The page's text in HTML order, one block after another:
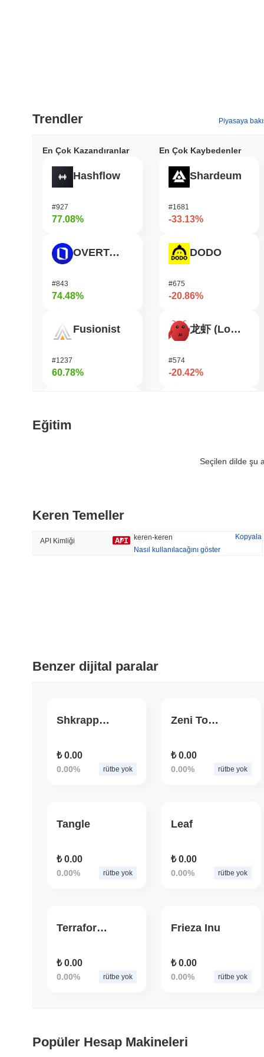
Trendler Piyasaya
En Çok Kazandıranlar
Hashflow
#927
77.08%
OVERTAKE
#843
74.48%
Fusionist
#1237
60.78%
#325
En Çok Kaybedenler
Shardeum
#1681
-33.13%
DODO
#675
-20.86%
龙虾 (Lobster)
#574
-20.42%
Eğitim
Seçilen dilde şu
Keren Temeller
API Kimliği keren-keren
Kopyala
Nasıl kullanılacağını göster
Benzer dijital paralar
Shkrappy Inu
₺ 0.00
0.00% rütbe yok
Zeni Token
₺ 0.00
0.00% rütbe yok
Tangle
₺ 0.00
0.00% rütbe yok
Leaf
₺ 0.00
0.00% rütbe yok
Terraforming Mars
₺ 0.00
0.00% rütbe yok
Frieza Inu
₺ 0.00
0.00% rütbe yok
Popüler Hesap Makineleri